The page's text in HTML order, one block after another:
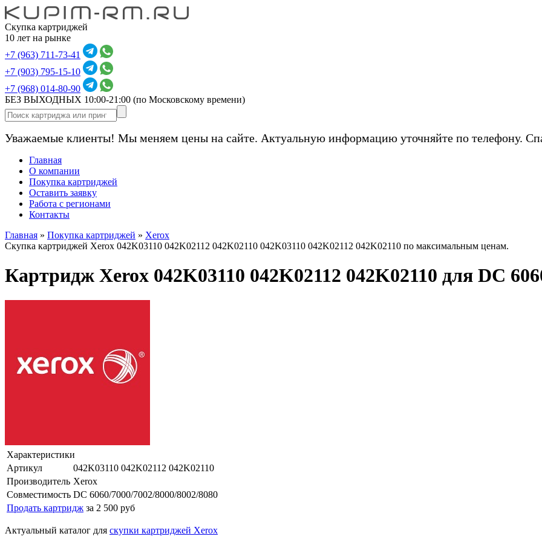
Скупка картриджей
10 лет на рынке
+7 (963) 711-73-41
+7 (903) 795-15-10
+7 (968) 014-80-90
БЕЗ ВЫХОДНЫХ 10:00-21:00 (по Московскому времени)
Уважаемые клиенты! Мы меняем цены на сайте. Актуальную информацию уточняйте по телефону.
Главная
О компании
Покупка картриджей
Оставить заявку
Работа с регионами
Контакты
Главная » Покупка картриджей » Xerox
Скупка картриджей Xerox 042K03110 042K02112 042K02110 042K03110 042K02112 042K02110 по максимальным ценам.
Картридж Xerox 042K03110 042K02112 042K02110 для DC
Характеристики
Артикул
042K03110 042K02112 042K02110
Производитель Xerox
Совместимость DC 6060/7000/7002/8000/8002/8080
Продать картридж за 2 500 руб
Актуальный каталог для скупки картриджей Xerox